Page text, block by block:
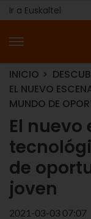
Ir a Euskaltel
INICIO
EL NUEVO
MUNDO DE
El nuevo
de
joven
2021-03-03 07:07